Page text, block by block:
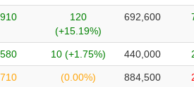
910
120
(+15.19%)
692,600
580 10 (+1.75%) 440,000
710 (0.00%) 884,500